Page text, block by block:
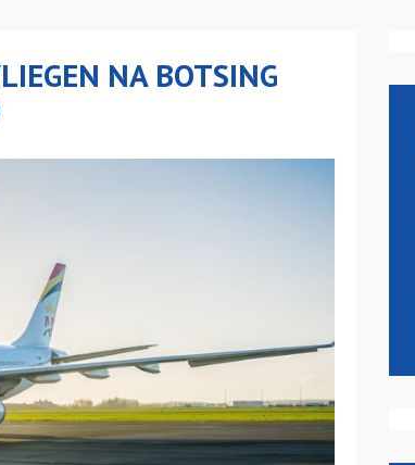
NA BOTSING